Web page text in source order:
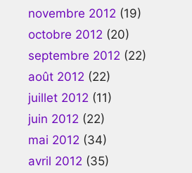
novembre 2012 (19)
octobre 2012 (20)
septembre 2012 (22)
août 2012 (22)
juillet 2012 (11)
juin 2012 (22)
mai 2012 (34)
avril 2012 (35)